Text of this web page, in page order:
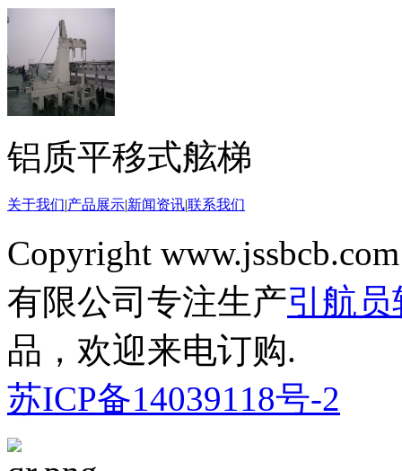
铝质平移式舷梯
关于我们|产品展示|新闻资讯|联系我们
Copyright
有限公司专注生产引航员
品，欢迎来电订购.
苏ICP备14039118号-2